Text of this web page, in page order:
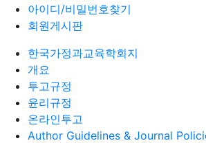
아이디/비밀번호찾기
회원게시판
한국가정과교육학회지
개요
투고규정
윤리규정
온라인투고
Author Guidelines & Journal